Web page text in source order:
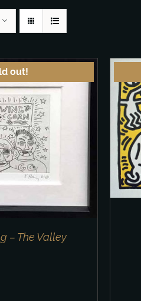
out!
– The Valley
DETAILS